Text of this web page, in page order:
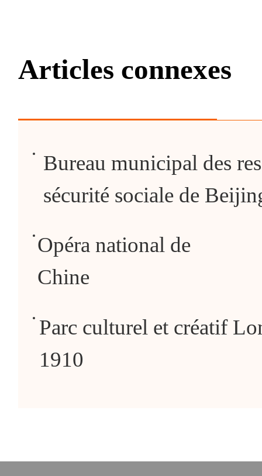
Articles connexes
Bureau municipal des
sécurité sociale de
Opéra national de
Chine
Parc culturel et créatif
1910